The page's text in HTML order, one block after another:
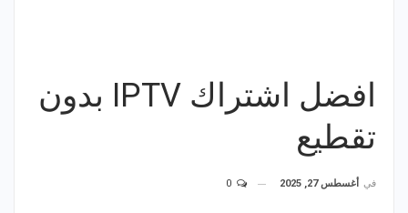
افضل اشتراك IPTV بدون
تقطيع
في أغسطس 27, 2025